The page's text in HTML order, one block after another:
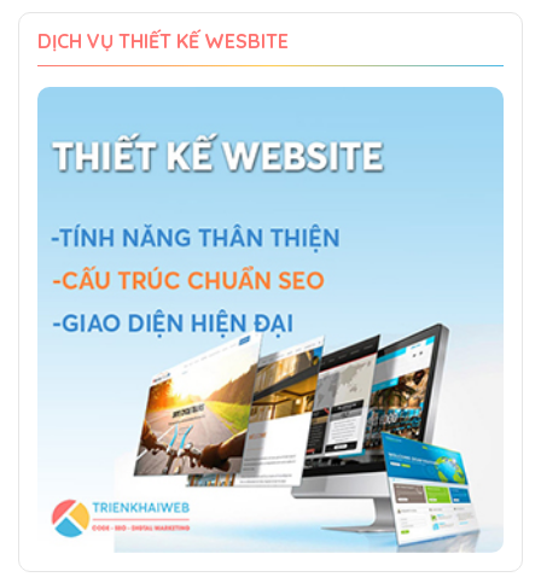
DỊCH VỤ THIẾT KẾ WESBITE